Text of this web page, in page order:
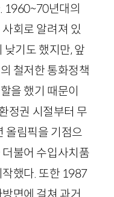
1960~70년대의
회로 알려져 있
기도 했지만, 앞
철저한 통화정책
을 했기 때문이
정권 시절부터 무
올림픽을 기점으
불어 수입사치품
했다. 또한 1987
면에 걸쳐 과거